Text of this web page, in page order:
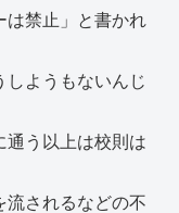
は禁止」と書かれ
しようもないんじ
通う以上は校則は
流されるなどの不